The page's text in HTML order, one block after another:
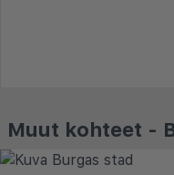
Muut kohteet -